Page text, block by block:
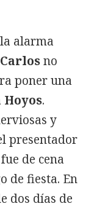
alarma
Carlosno
poner una
Hoyos.
y
presentador
de cena
de fiesta. En
dos días de